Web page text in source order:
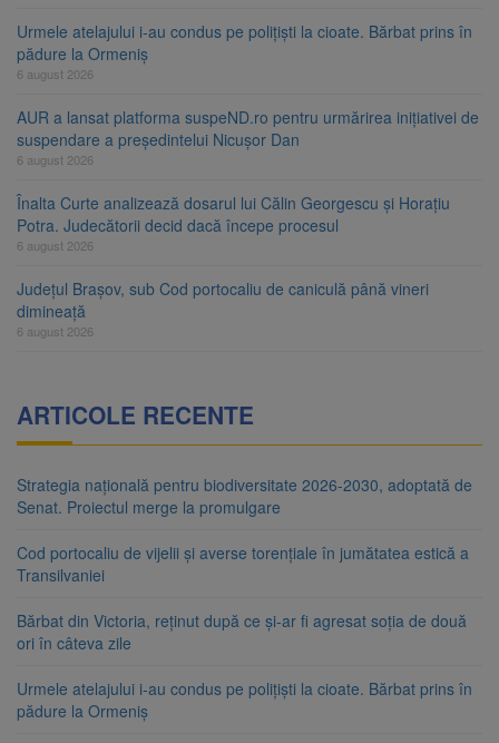
Urmele atelajului i-au condus pe polițiști la cioate. Bărbat prins în
pădure la Ormeniș
6 august 2026
AUR a lansat platforma suspeND.ro pentru urmărirea inițiativei de
suspendare a președintelui Nicușor Dan
6 august 2026
Înalta Curte analizează dosarul lui Călin Georgescu și Horațiu
Potra. Judecătorii decid dacă începe procesul
6 august 2026
Județul Brașov, sub Cod portocaliu de caniculă până vineri
dimineață
6 august 2026
ARTICOLE RECENTE
Strategia națională pentru biodiversitate 2026-2030, adoptată de
Senat. Proiectul merge la promulgare
Cod portocaliu de vijelii și averse torențiale în jumătatea estică a
Transilvaniei
Bărbat din Victoria, reținut după ce și-ar fi agresat soția de două
ori în câteva zile
Urmele atelajului i-au condus pe polițiști la cioate. Bărbat prins în
pădure la Ormeniș